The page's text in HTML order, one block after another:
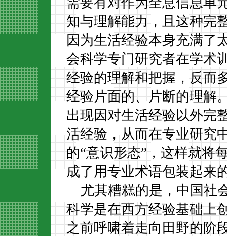
知与理解能力，且这种完
因为生活经验本身充满了
会科学专门研究者在学术
经验的理解和把握，反而
经验片面的、片断的理解
出现因对生活经验以外完
活经验，从而在专业研究
的“意识形态”，这样就将
成了用专业术语包装起来
尤其糟糕的是，中国社
科学是在西方经验基础上
之前呼啸着走向田野的阶